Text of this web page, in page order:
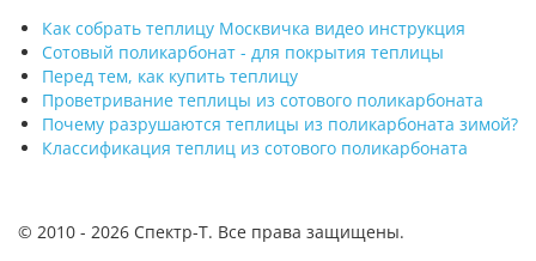
Как собрать теплицу Москвичка видео инструкция
Сотовый поликарбонат - для покрытия теплицы
Перед тем, как купить теплицу
Проветривание теплицы из сотового поликарбоната
Почему разрушаются теплицы из поликарбоната зимой?
Классификация теплиц из сотового поликарбоната
© 2010 - 2026 Спектр-Т. Все права защищены.